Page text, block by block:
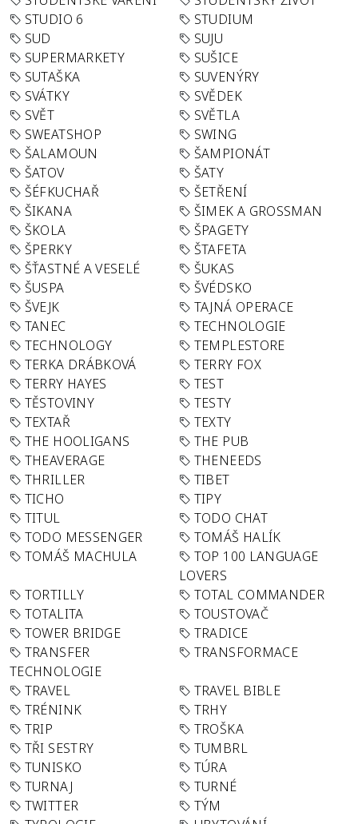
STUDIO 6
STUDIUM
SUD
SUJU
SUPERMARKETY
SUŠICE
SUTAŠKA
SUVENÝRY
SVÁTKY
SVĚDEK
SVĚT
SVĚTLA
SWEATSHOP
SWING
ŠALAMOUN
ŠAMPIONÁT
ŠATOV
ŠATY
ŠÉFKUCHAŘ
ŠETŘENÍ
ŠIKANA
ŠIMEK A GROSSMAN
ŠKOLA
ŠPAGETY
ŠPERKY
ŠTAFETA
ŠŤASTNÉ A VESELÉ
ŠUKAS
ŠUSPA
ŠVÉDSKO
ŠVEJK
TAJNÁ OPERACE
TANEC
TECHNOLOGIE
TECHNOLOGY
TEMPLESTORE
TERKA DRÁBKOVÁ
TERRY FOX
TERRY HAYES
TEST
TĚSTOVINY
TESTY
TEXTAŘ
TEXTY
THE HOOLIGANS
THE PUB
THEAVERAGE
THENEEDS
THRILLER
TIBET
TICHO
TIPY
TITUL
TODO CHAT
TODO MESSENGER
TOMÁŠ HALÍK
TOMÁŠ MACHULA
TOP 100 LANGUAGE
LOVERS
TORTILLY
TOTAL COMMANDER
TOTALITA
TOUSTOVAČ
TOWER BRIDGE
TRADICE
TRANSFER
TECHNOLOGIE
TRANSFORMACE
TRAVEL
TRAVEL BIBLE
TRÉNINK
TRHY
TRIP
TROŠKA
TŘI SESTRY
TUMBRL
TUNISKO
TÚRA
TURNAJ
TURNÉ
TWITTER
TÝM